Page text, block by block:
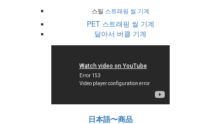
스틸 스트래핑 씰 기계
PET 스트래핑 씰 기계
달아서 버클 기계
日本語〜商品